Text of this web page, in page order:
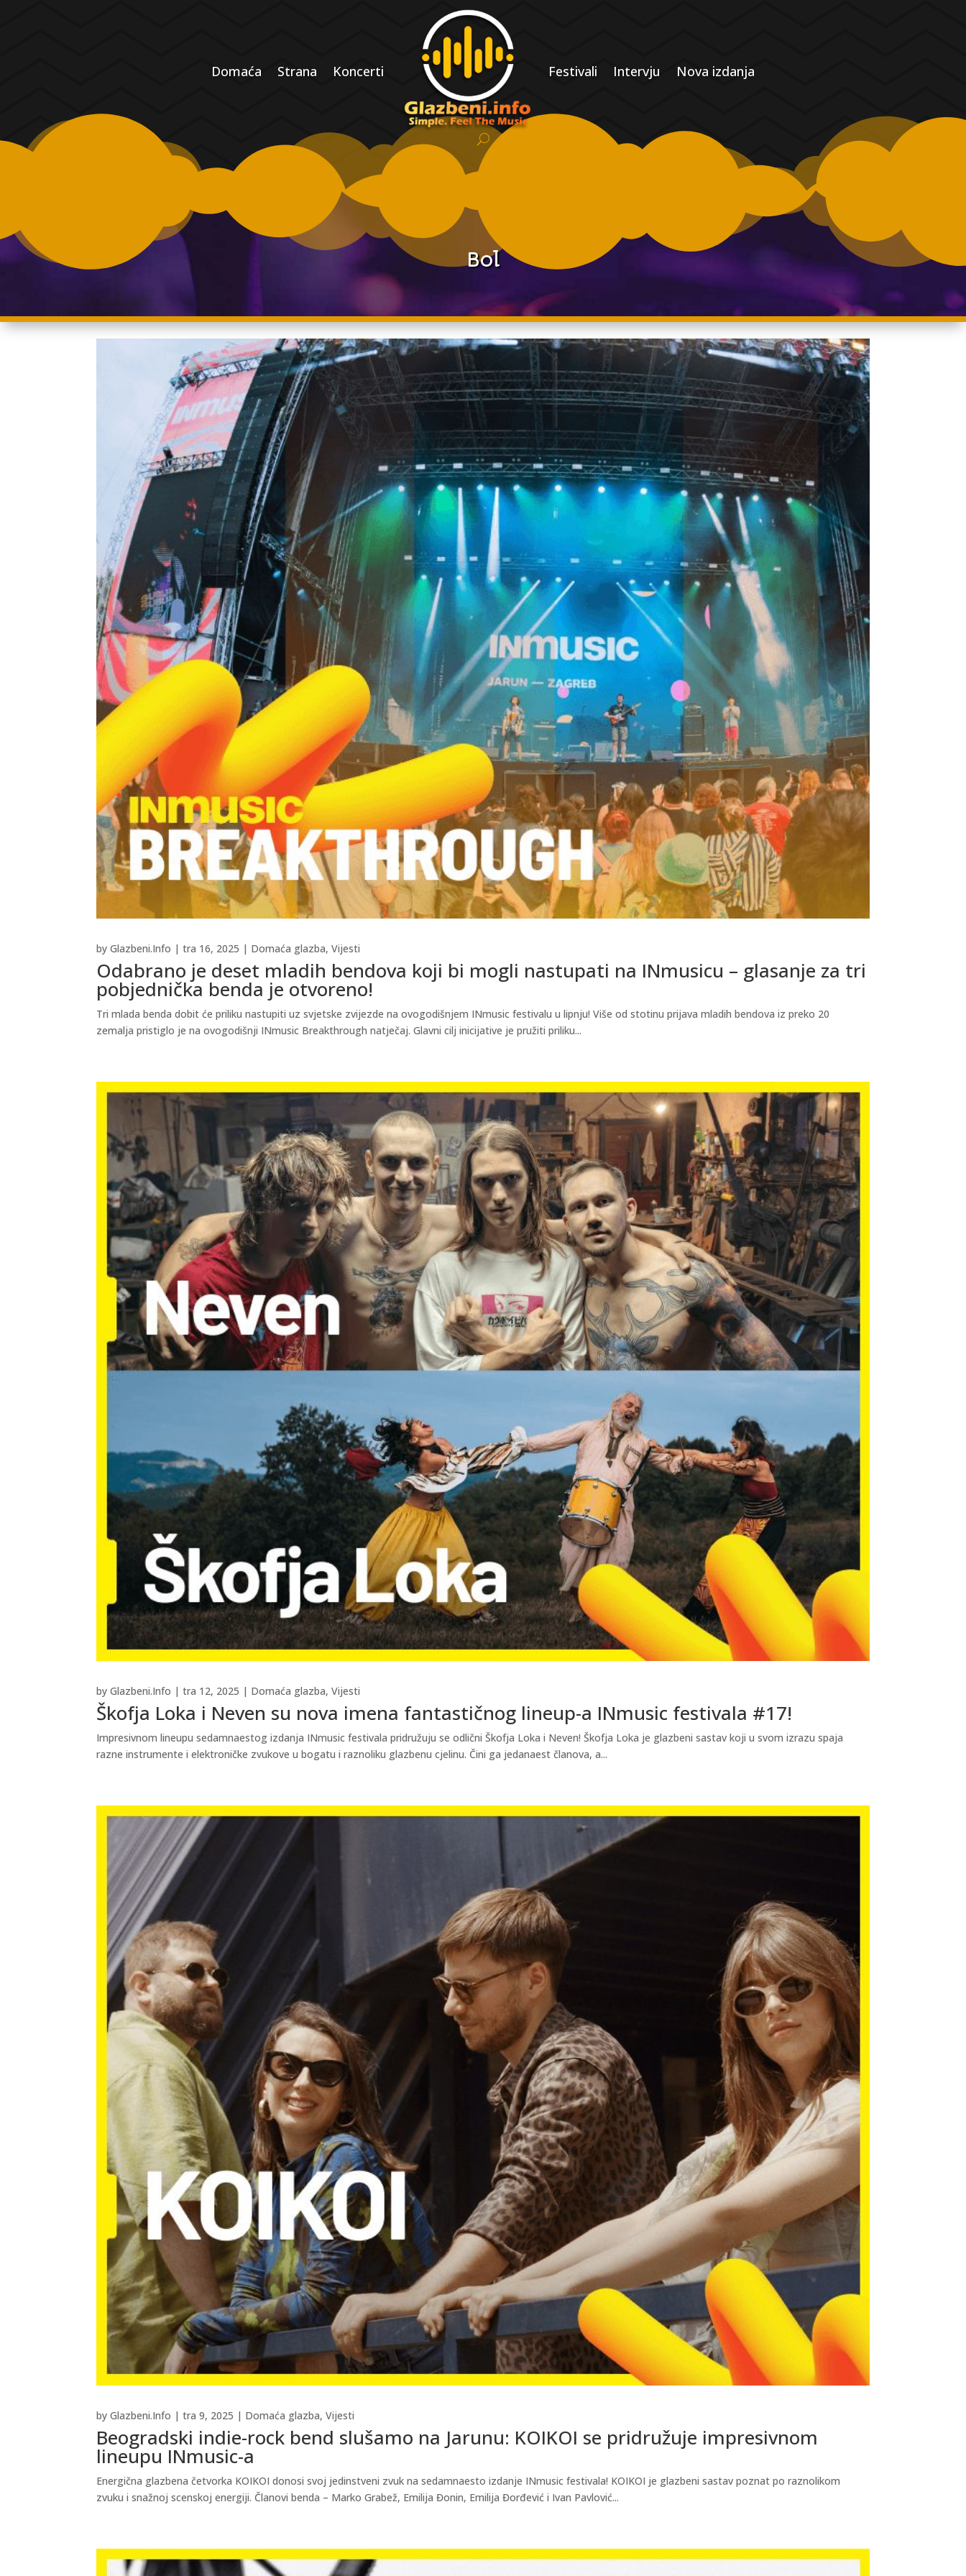
Domaća Strana Koncerti Festivali Intervju Nova izdanja
Bol
Odabrano je deset mladih bendova koji bi mogli nastupati na INmusicu – glasanje za tri
pobjednička benda je otvoreno!
byGlazbeni.Info |tra 16, 2025 | Domaća glazba,Vijesti
Tri mlada benda dobit će priliku nastupiti uz svjetske zvijezde na ovogodišnjem INmusic festivalu u lipnju! Više od stotinu prijava mladih bendova iz preko 20
zemalja pristiglo je na ovogodišnji INmusic Breakthrough natječaj. Glavni cilj inicijative je pružiti priliku...
Škofja Loka i Neven su nova imena fantastičnog lineup-a INmusic festivala #17!
byGlazbeni.Info |tra 12, 2025 | Domaća glazba,Vijesti
Impresivnom lineupu sedamnaestog izdanja INmusic festivala pridružuju se odlični Škofja Loka i Neven! Škofja Loka je glazbeni sastav koji u svom izrazu spaja
razne instrumente i elektroničke zvukove u bogatu i raznoliku glazbenu cjelinu. Čini ga jedanaest članova, a...
Beogradski indie-rock bend slušamo na Jarunu: KOIKOI se pridružuje impresivnom
lineupu INmusic-a
byGlazbeni.Info |tra 9, 2025 | Domaća glazba,Vijesti
Energična glazbena četvorka KOIKOI donosi svoj jedinstveni zvuk na sedamnaesto izdanje INmusic festivala! KOIKOI je glazbeni sastav poznat po raznolikom
zvuku i snažnoj scenskoj energiji. Članovi benda – Marko Grabež, Emilija Đonin, Emilija Đorđević i Ivan Pavlović...